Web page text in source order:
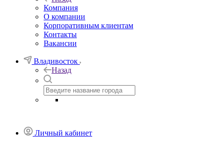
Компания
О компании
Корпоративным клиентам
Контакты
Вакансии
Владивосток
Назад
Личный кабинет